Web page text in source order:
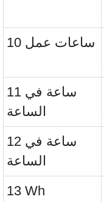
10 ساعات عمل
11 ساعة في
الساعة
12 ساعة في
الساعة
13 Wh